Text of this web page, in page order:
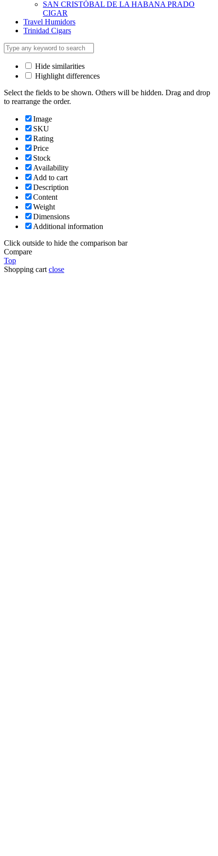
SAN CRISTÓBAL DE LA HABANA PRADO
CIGAR
Travel Humidors
Trinidad Cigars
Hide similarities
Highlight differences
Select the fields to be shown. Others will be hidden. Drag and drop
to rearrange the order.
Image
SKU
Rating
Price
Stock
Availability
Add to cart
Description
Content
Weight
Dimensions
Additional information
Click outside to hide the comparison bar
Compare
Top
Shopping cart close